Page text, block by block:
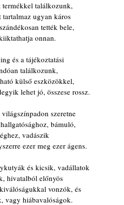
találkozunk,
ugyan káros
tették bele,
onnan.
és a tájékoztatási
találkozunk,
külső eszközökkel,
lehet jó, összese rossz.
szeretne
bámuló,
vadászik
ezer meg ezer ágens.
és kicsik, vadállatok
hivatalból előnyös
vonzók, és
vagy hiábavalóságok.